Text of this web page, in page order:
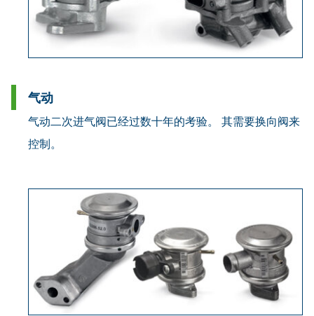
气动
气动二次进气阀已经过数十年的考验。 其需要换向阀来
控制。